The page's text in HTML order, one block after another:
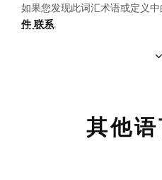
如果您发现此词汇术语或定义
件 联系.
其他